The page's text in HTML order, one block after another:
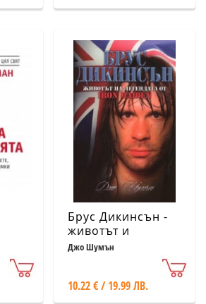
Брус Дикинсън -
животът и
легендата от Iron
Джо Шумън
10.22 € / 19.99 ЛВ.